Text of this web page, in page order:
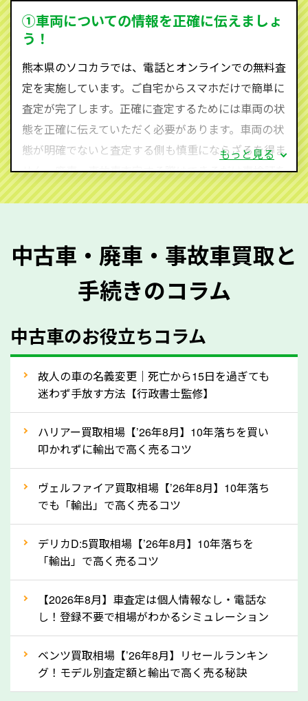
を実現し、お客様に利益を還元することができるので
す。
590-870）までお問い合わせ下さい。
査定・ご相談・見積もりはすべて無料で行います。安
心してお問い合わせください。
①車両についての情報を正確に伝えましょ
う！
熊本県のソコカラでは、電話とオンラインでの無料査
定を実施しています。ご自宅からスマホだけで簡単に
査定が完了します。正確に査定するためには車両の状
態を正確に伝えていただく必要があります。車両の状
態が明確でないと査定する側も慎重にならざるを得ま
せん。廃車・事故車査定する際はできるだけ車検証を
ご準備ください。車検証があることで車両状態や年式
質問させていただく内容は以下の通りとなります。
メーカー／車種
型式／グレード
走行距離（例：約〇万キロ）
車検の満了日
内装や外装の状態
定を行い高価買取価格をつけやすくなります。
ってきます！
自動車税の還付金は、先に年払いしていた自動車税が
月割りで返還されるものです。ですから、自動車税の
還付金は早めに売却するほど多く還付されます。不要
な車は早めに廃車手続きをしたほうが良いでしょう。
③自動車税の還付金の扱いについて確認し
ましょう！
車を廃車にすると、自動車税の還付金を受け取ること
ができる場合があります。廃車買取業者の中には、還
もっと見る
中古車・廃車・事故車買取と
手続きのコラム
中古車のお役立ちコラム
故人の車の名義変更｜死亡から15日を過ぎても
迷わず手放す方法【行政書士監修】
ハリアー買取相場【’26年8月】10年落ちを買い
叩かれずに輸出で高く売るコツ
ヴェルファイア買取相場【’26年8月】10年落ち
でも「輸出」で高く売るコツ
デリカD:5買取相場【’26年8月】10年落ちを
「輸出」で高く売るコツ
【2026年8月】車査定は個人情報なし・電話な
し！登録不要で相場がわかるシミュレーション
ベンツ買取相場【’26年8月】リセールランキン
グ！モデル別査定額と輸出で高く売る秘訣